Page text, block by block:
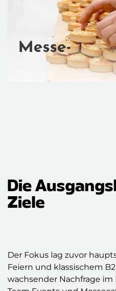
Die
Ziele
Der Fokus lag zuvor
Feiern und klassischem
wachsender Nachfrage